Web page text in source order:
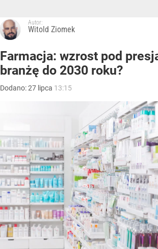
Autor:
Witold Ziomek
Farmacja: wzrost pod
branżę do 2030 roku?
Dodano:27 lipca 13:15